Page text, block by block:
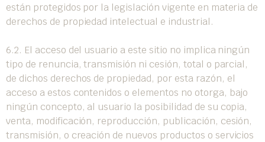
están protegidos por la legislación vigente en materia de
derechos de propiedad intelectual e industrial.
6.2. El acceso del usuario a este sitio no implica ningún
tipo de renuncia, transmisión ni cesión, total o parcial,
de dichos derechos de propiedad, por esta razón, el
acceso a estos contenidos o elementos no otorga, bajo
ningún concepto, al usuario la posibilidad de su copia,
venta, modificación, reproducción, publicación, cesión,
transmisión, o creación de nuevos productos o servicios